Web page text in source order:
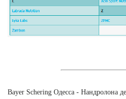
Bayer Schering Одесса - Нандролона